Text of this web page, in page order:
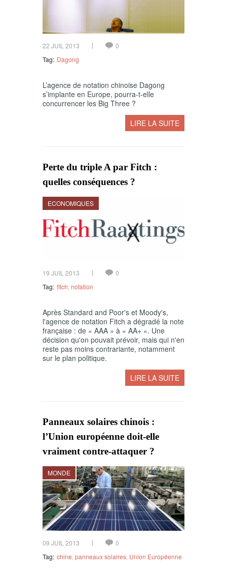
22 JUIL 2013
0
Tag: Dagong
L’agence de notation chinoise Dagong
s’implante en Europe, pourra-t-elle
concurrencer les Big Three ?
LIRE LA SUITE
Perte du triple A par Fitch :
quelles conséquences ?
ECONOMIQUES
19 JUIL 2013
0
Tag: fitch notation
Après Standard and Poor's et Moody's,
l'agence de notation Fitch a dégradé la note
française : de « AAA » à « AA+ ». Une
décision qu'on pouvait prévoir, mais qui n'en
reste pas moins contrariante, notamment
sur le plan politique.
LIRE LA SUITE
Panneaux solaires chinois :
l’Union européenne doit-elle
vraiment contre-attaquer ?
MONDE
09 JUIL 2013
0
Tag: chine panneaux solaires Union Européenne